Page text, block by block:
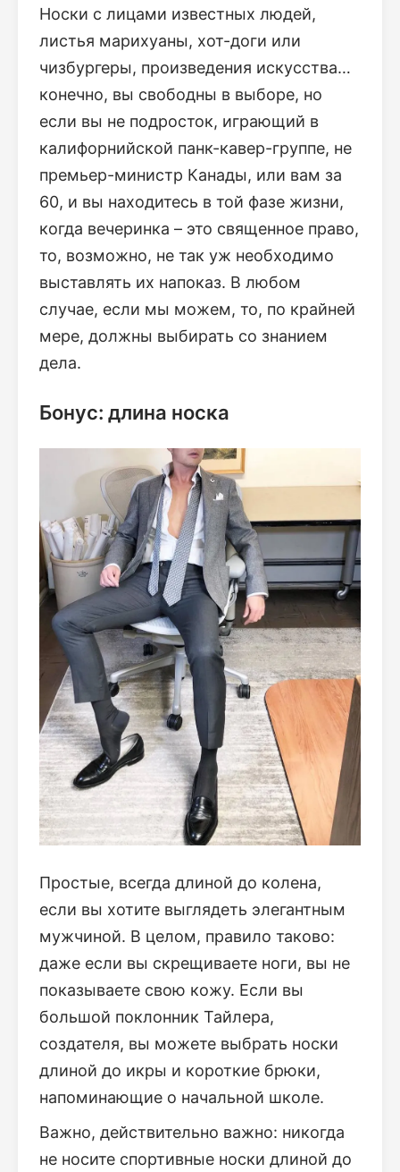
Носки с лицами известных людей,
листья марихуаны, хот-доги или
чизбургеры, произведения искусства…
конечно, вы свободны в выборе, но
если вы не подросток, играющий в
калифорнийской панк-кавер-группе, не
премьер-министр Канады, или вам за
60, и вы находитесь в той фазе жизни,
когда вечеринка – это священное право,
то, возможно, не так уж необходимо
выставлять их напоказ. В любом
случае, если мы можем, то, по крайней
мере, должны выбирать со знанием
дела.
Бонус: длина носка
Простые, всегда длиной до колена,
если вы хотите выглядеть элегантным
мужчиной. В целом, правило таково:
даже если вы скрещиваете ноги, вы не
показываете свою кожу. Если вы
большой поклонник Тайлера,
создателя, вы можете выбрать носки
длиной до икры и короткие брюки,
напоминающие о начальной школе.
Важно, действительно важно: никогда
не носите спортивные носки длиной до